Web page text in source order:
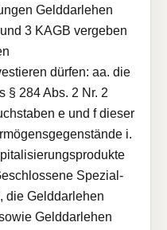
Gelddarlehen
3 KAGB vergeben
dürfen: aa. die
§ 284 Abs. 2 Nr. 2
e und f dieser
i.
Spezial-
die Gelddarlehen
Gelddarlehen